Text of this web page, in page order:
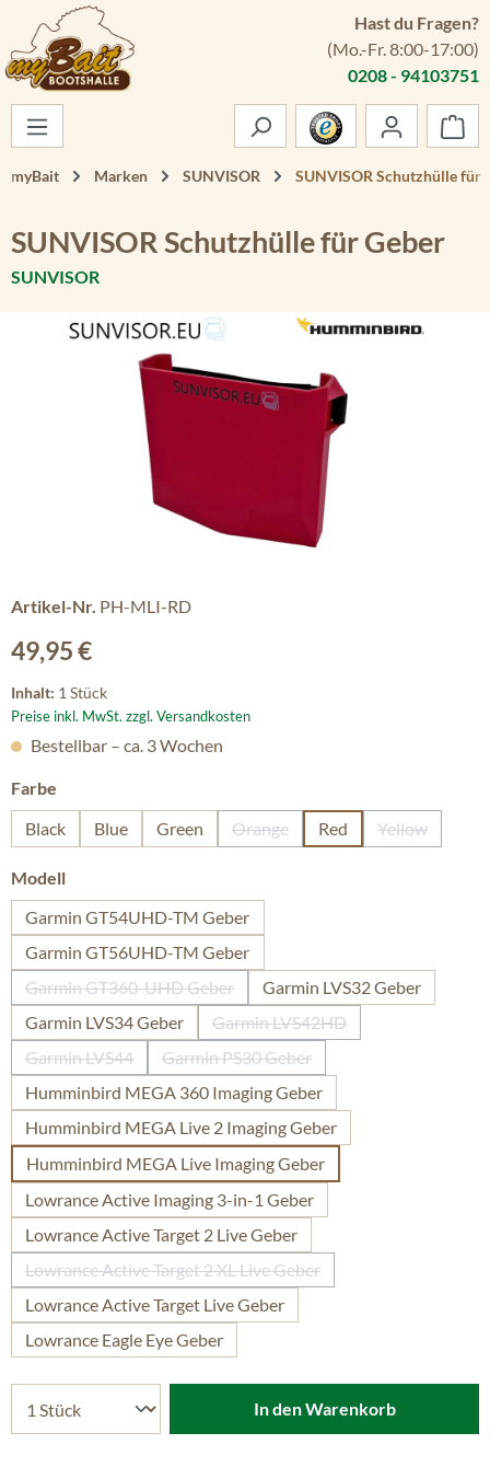
Zum Hauptinhalt springen
Hast du Fragen?
(Mo.-Fr. 8:00-17:00)
0208 - 94103751
myBait Marken SUNVISOR SUNVISOR Schutzhülle für
SUNVISOR Schutzhülle für Geber
SUNVISOR
Bildergalerie überspringen
Artikel-Nr. PH-MLI-RD
Regulärer Preis:
49,95 €
Inhalt: 1 Stück
Preise inkl. MwSt. zzgl. Versandkosten
Bestellbar – ca. 3 Wochen
Farbe
Black
Blue Green Orange
(Diese Option ist zurzeit nicht
Red Yellow
(Diese
Modellauswählen
Garmin GT54UHD-TM Geber
Garmin GT56UHD-TM Geber
Garmin GT360-UHD Geber
(Diese Option ist zurzeit nicht verfügbar.)
Garmin LVS32 Geber
Garmin LVS34 Geber
Garmin LVS42HD
(Diese Option ist zurzeit nicht
Garmin LVS44
(Diese Option ist zurzeit nicht verfügbar.)
Garmin PS30 Geber
(Diese Option ist zurzeit nicht
Humminbird MEGA 360 Imaging Geber
Humminbird MEGA Live 2 Imaging Geber
Humminbird MEGA Live Imaging Geber
Lowrance Active Imaging 3-in-1 Geber
Lowrance Active Target 2 Live Geber
Lowrance Active Target 2 XL Live Geber
(Diese Option ist zurzeit nicht verfügbar.)
Lowrance Active Target Live Geber
Lowrance Eagle Eye Geber
In den Warenkorb